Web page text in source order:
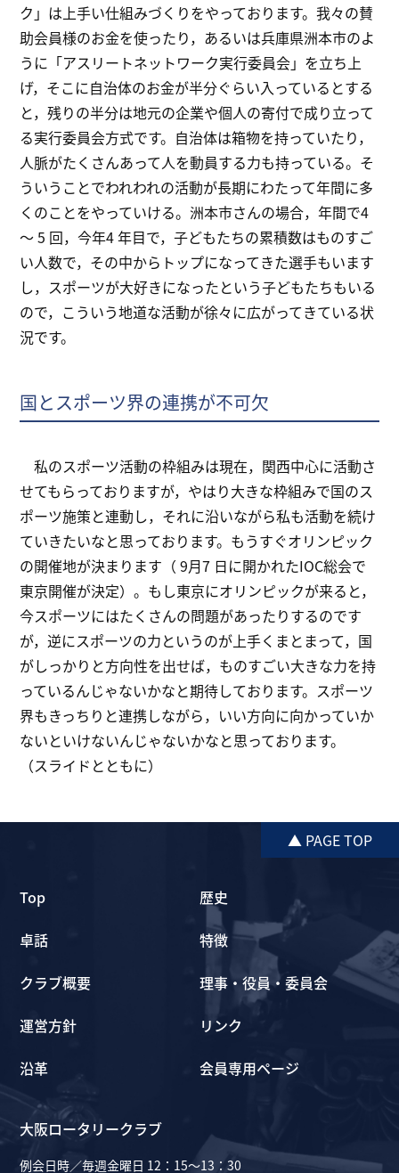
ク」は上手い仕組みづくりをやっております。我々の賛
助会員様のお金を使ったり，あるいは兵庫県洲本市のよ
うに「アスリートネットワーク実行委員会」を立ち上
げ，そこに自治体のお金が半分ぐらい入っているとする
と，残りの半分は地元の企業や個人の寄付で成り立って
る実行委員会方式です。自治体は箱物を持っていたり，
人脈がたくさんあって人を動員する力も持っている。そ
ういうことでわれわれの活動が長期にわたって年間に多
くのことをやっていける。洲本市さんの場合，年間で4
～ 5 回，今年4 年目で，子どもたちの累積数はものすご
い人数で，その中からトップになってきた選手もいます
し，スポーツが大好きになったという子どもたちもいる
ので，こういう地道な活動が徐々に広がってきている状
況です。
国とスポーツ界の連携が不可欠
私のスポーツ活動の枠組みは現在，関西中心に活動さ
せてもらっておりますが，やはり大きな枠組みで国のス
ポーツ施策と連動し，それに沿いながら私も活動を続け
ていきたいなと思っております。もうすぐオリンピック
の開催地が決まります（ 9月7 日に開かれたIOC総会で
東京開催が決定）。もし東京にオリンピックが来ると，
今スポーツにはたくさんの問題があったりするのです
が，逆にスポーツの力というのが上手くまとまって，国
がしっかりと方向性を出せば，ものすごい大きな力を持
っているんじゃないかなと期待しております。スポーツ
界もきっちりと連携しながら，いい方向に向かっていか
ないといけないんじゃないかなと思っております。
（スライドとともに）
▲ PAGE TOP
Top
卓話
クラブ概要
運営方針
沿革
歴史
特徴
理事・役員・委員会
リンク
会員専用ページ
大阪ロータリークラブ
例会日時／毎週金曜日 12：15～13：30